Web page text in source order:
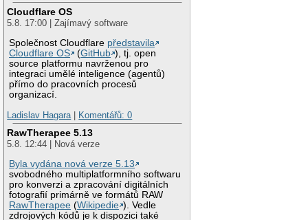
Cloudflare OS
5.8. 17:00 | Zajímavý software
Společnost Cloudflare představila
Cloudflare OS
(GitHub ), tj. open
source platformu navrženou pro
integraci umělé inteligence (agentů)
přímo do pracovních procesů
organizací.
Ladislav Hagara | Komentářů: 0
RawTherapee 5.13
5.8. 12:44 | Nová verze
Byla vydána nová verze 5.13
svobodného multiplatformního softwaru
pro konverzi a zpracování digitálních
fotografií primárně ve formátů RAW
RawTherapee (Wikipedie ). Vedle
zdrojových kódů je k dispozici také